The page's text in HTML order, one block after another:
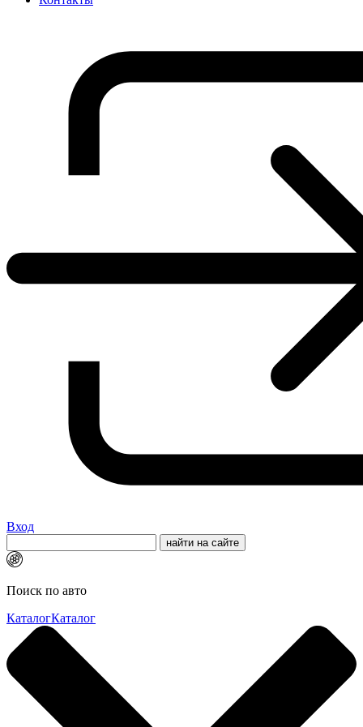
Вход
Поиск по авто
КаталогКаталог